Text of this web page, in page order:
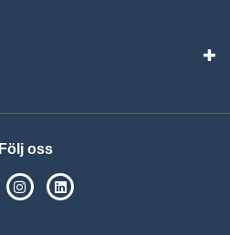
Följ oss
SPSM på Facebook
SPSM på Instagram